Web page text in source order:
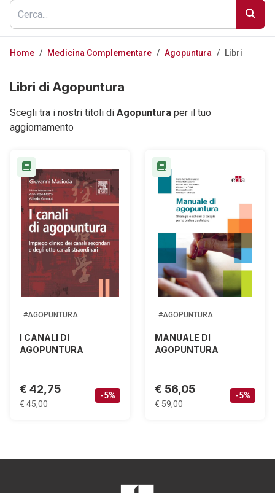
Home / Medicina Complementare / Agopuntura / Libri
Libri di Agopuntura
Scegli tra i nostri titoli di Agopuntura per il tuo
aggiornamento
#AGOPUNTURA
I CANALI DI
AGOPUNTURA
€ 42,75
€ 45,00
-5%
#AGOPUNTURA
MANUALE DI
AGOPUNTURA
€ 56,05
€ 59,00
-5%